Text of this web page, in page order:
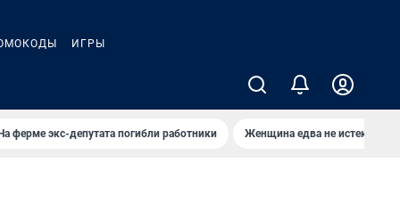
ИГРЫ
ферме экс-депутата погибли работники Женщина едва не истекла